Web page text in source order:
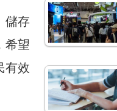
儲存
希望
有效